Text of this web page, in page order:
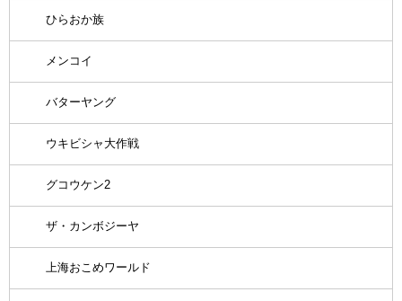
ひらおか族
メンコイ
バターヤング
ウキビシャ大作戦
グコウケン2
ザ・カンボジーヤ
上海おこめワールド